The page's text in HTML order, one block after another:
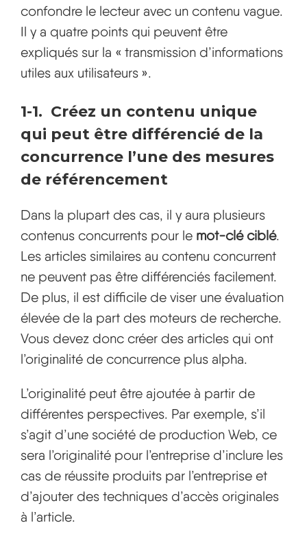
confondre le lecteur avec un contenu vague.
Il y a quatre points qui peuvent être
expliqués sur la « transmission d’informations
utiles aux utilisateurs ».
1-1. Créez un contenu unique
qui peut être différencié de la
concurrence l’une des mesures
de référencement
Dans la plupart des cas, il y aura plusieurs
contenus concurrents pour le mot-clé ciblé.
Les articles similaires au contenu concurrent
ne peuvent pas être différenciés facilement.
De plus, il est difficile de viser une évaluation
élevée de la part des moteurs de recherche.
Vous devez donc créer des articles qui ont
l’originalité de concurrence plus alpha.
L’originalité peut être ajoutée à partir de
différentes perspectives. Par exemple, s’il
s’agit d’une société de production Web, ce
sera l’originalité pour l’entreprise d’inclure les
cas de réussite produits par l’entreprise et
d’ajouter des techniques d’accès originales
à l’article.